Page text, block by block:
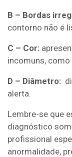
B – Bordas
contorno não é
C – Cor:
incomuns,
D – Diâmetro:
alerta.
Lembre-se que
diagnóstico
profissional
anormalidade,